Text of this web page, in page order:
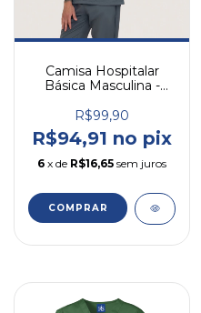
Camisa Hospitalar
Básica Masculina -
R$99,90
R$94,91 no pix
6 x de R$16,65 sem juros
COMPRAR